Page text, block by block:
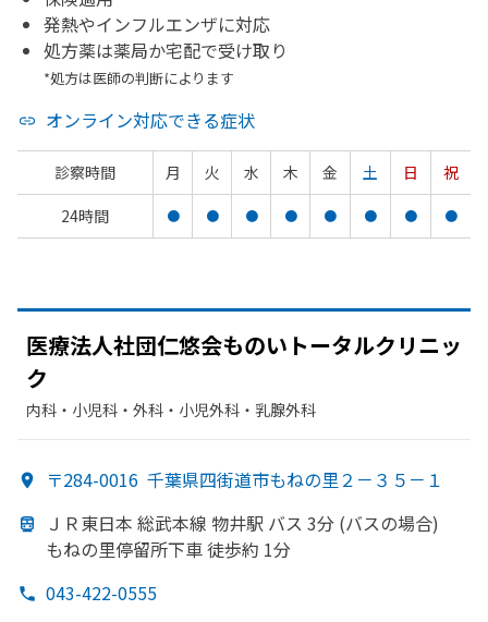
発熱やインフルエンザに対応
処方薬は薬局か宅配で受け取り
*処方は医師の判断によります
オンライン対応できる症状
診察時間 月 火 水 木 金 土 日
祝
24時間
● ● ● ● ● ● ● ●
医療法人社団仁悠会ものいトータルクリニッ
ク
内科・​小児科・​外科・​小児外科・​乳腺外科
〒284-0016 千葉県四街道市もねの里２－３５－１
ＪＲ東日本 総武本線 物井駅 バス 3分 (バスの場合)
もねの里停留所下車 徒歩約 1分
043-422-0555